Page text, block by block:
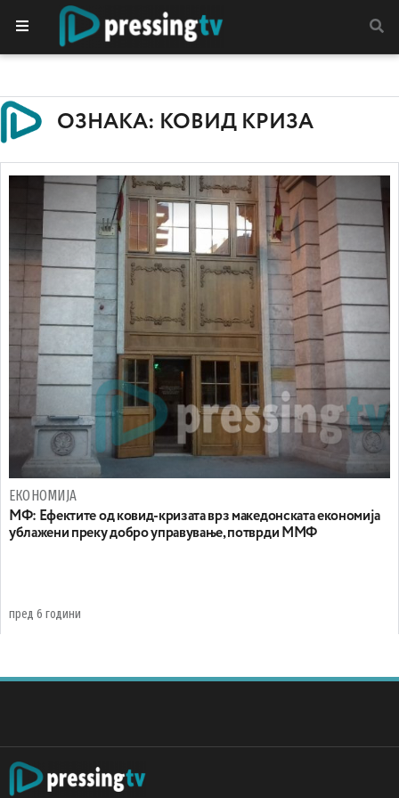
ОЗНАКА: КОВИД КРИЗА
ЕКОНОМИЈА
МФ: Ефектите од ковид-кризата врз македонската економија
ублажени преку добро управување, потврди ММФ
пред 6 години